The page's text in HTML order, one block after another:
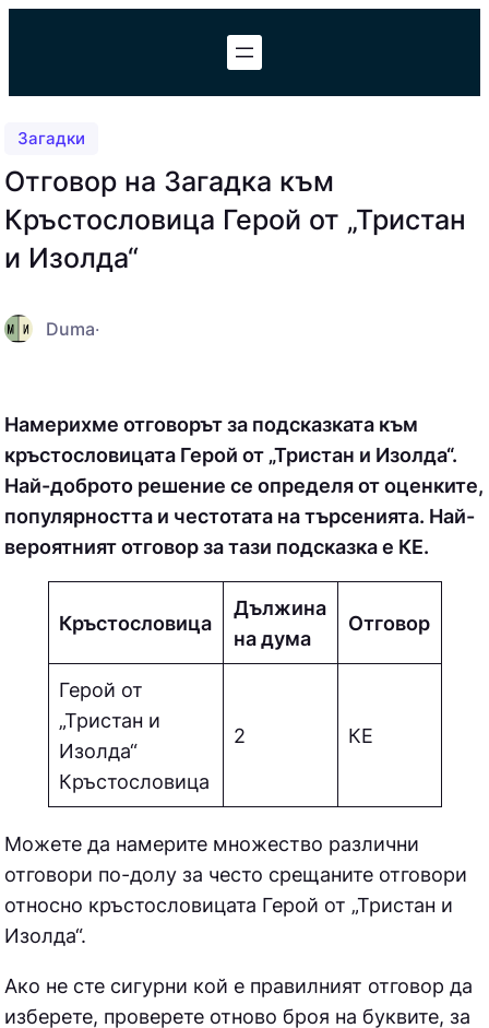
Загадки
Отговор на Загадка към
Кръстословица Герой от „Тристан
и Изолда“
Duma·
Намерихме отговорът за подсказката към
кръстословицата Герой от „Тристан и Изолда“.
Най-доброто решение се определя от оценките,
популярността и честотата на търсенията. Най-
вероятният отговор за тази подсказка е КE.
Кръстословица
Дължина
на дума
Отговор
Герой от
„Тристан и
Изолда“
Кръстословица
2 КE
Можете да намерите множество различни
отговори по-долу за често срещаните отговори
относно кръстословицата Герой от „Тристан и
Изолда“.
Ако не сте сигурни кой е правилният отговор да
изберете, проверете отново броя на буквите, за